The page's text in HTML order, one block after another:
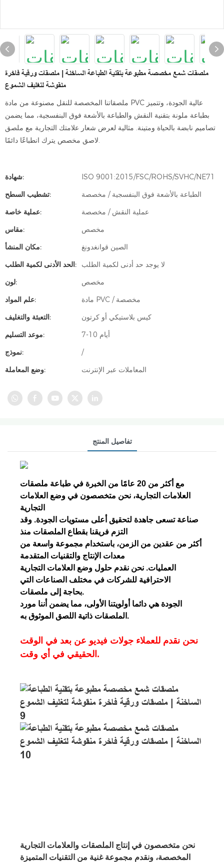
ملصقات شمع مخصصة مطبوعة بتقنية الطباعة الساخنة | ملصقات ورقية فاخرة
منقوشة لتغليف الشموع
ملصقاتنا المخصصة للنقل مصنوعة من مادة PVC عالية الجودة، وتتميز
بطباعة ملونة بتقنية النقش والطباعة بالأشعة فوق البنفسجية، مما يضمن
تصاميم نابضة بالحياة ومتينة. مثالية لعرض شعار علامتك التجارية مع ملصق
لاصق مخصص يترك انطباعًا دائمًا.
شهادة:
ISO 9001:2015/FSC/ROHS/SVHC/NE71
تشطيب السطح:
الطباعة بالأشعة فوق البنفسجية / مخصصة
عملية خاصة:
عملية النقش / مخصصة
مقاس:
مخصص
مكان المنشأ:
الصين قوانغدونغ
الحد الأدنى لكمية الطلب:
لا يوجد حد أدنى لكمية الطلب
لون:
مخصص
علم المواد:
مادة PVC / مخصصة
التعبئة والتغليف:
كيس بلاستيكي أو كرتون
موعد التسليم:
7-10 أيام
نموذج:
/
وضع المعاملة:
المعاملات عبر الإنترنت
تفاصيل المنتج
مع أكثر من 20 عامًا من الخبرة في طباعة ملصقات
العلامات التجارية، نحن متخصصون في وضع العلامات
التجارية
صناعة تسعى جاهدة لتحقيق أعلى مستويات الجودة. وقد
التزم فريقنا بقطاع الملصقات منذ
أكثر من عقدين من الزمن، باستخدام مجموعة واسعة من
معدات الإنتاج والتقنيات المتقدمة
العمليات. نحن نقدم حلول وضع العلامات التجارية
الاحترافية للشركات في مختلف الصناعات التي
بحاجة إلى ملصقات.
الجودة هي دائما أولويتنا الأولى، مما يضمن أننا مورد
الملصقات ذاتية اللصق الموثوق به.
نحن نقدم للعملاء جولات فيديو عن بعد في الوقت
الحقيقي في أي وقت.
نحن متخصصون في إنتاج الملصقات والعلامات التجارية
المخصصة، ونقدم مجموعة غنية من التقنيات المتميزة